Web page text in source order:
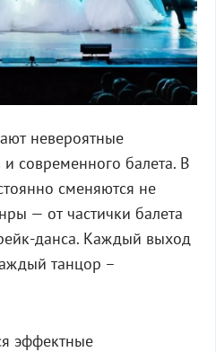
невероятные
современного балета. В
сменяются не
— от частички балета
данса. Каждый выход
танцор –
эффектные